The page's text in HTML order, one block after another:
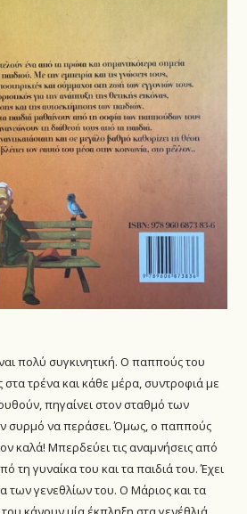
πολύ συγκινητική. Ο παππούς του
τρένα και κάθε μέρα, συντροφιά με
πηγαίνει στον σταθμό των
συρμό να περάσει. Όμως, ο παππούς
καλά! Μπερδεύει τις αναμνήσεις από
τη γυναίκα του και τα παιδιά του. Έχει
των γενεθλίων του. Ο Μάριος και τα